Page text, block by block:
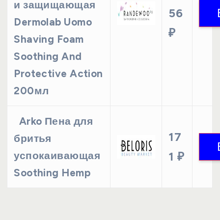
и защищающая
Dermolab Uomo
Shaving Foam
Soothing And
Protective Action
200мл
56
₽
Arko Пена для
бритья
успокаивающая
Soothing Hemp
17
1 ₽